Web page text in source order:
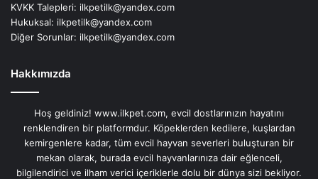
KVKK Talepleri: ilkpetilk@yandex.com
Hukuksal: ilkpetilk@yandex.com
Diğer Sorunlar: ilkpetilk@yandex.com
Hakkımızda
Hoş geldiniz! www.ilkpet.com, evcil dostlarınızın hayatını
renklendiren bir platformdur. Köpeklerden kedilere, kuşlardan
kemirgenlere kadar, tüm evcil hayvan severleri buluşturan bir
mekan olarak, burada evcil hayvanlarınıza dair eğlenceli,
bilgilendirici ve ilham verici içeriklerle dolu bir dünya sizi bekliyor.